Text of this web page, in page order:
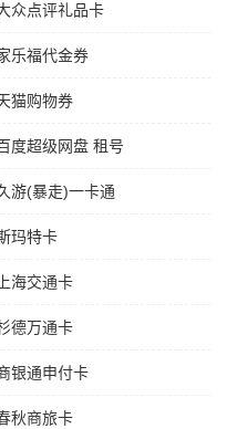
众点评礼品卡
乐福代金券
猫购物券
度超级网盘 租号
游(暴走)一卡通
玛特卡
海交通卡
德万通卡
银通申付卡
秋商旅卡